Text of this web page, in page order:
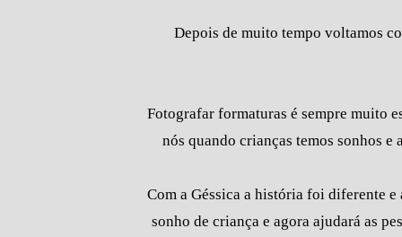
Depois de muito tempo voltamos
Fotografar formaturas é sempre muito
nós quando crianças temos sonhos e
Com a Géssica a história foi diferente
sonho de criança e agora ajudará as